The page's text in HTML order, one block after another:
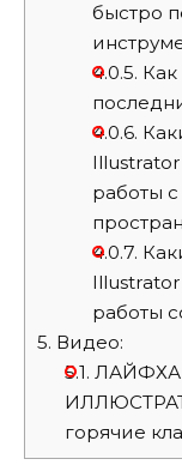
быстро
4.0.5.
4.0.6.
работы
4.0.7.
работы
5. Видео:
5.1.
горячие